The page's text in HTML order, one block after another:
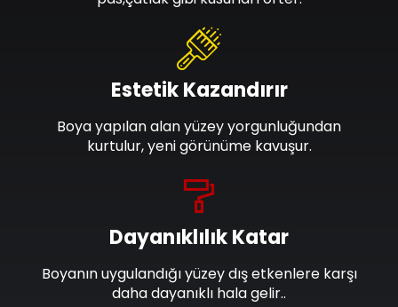
Dayanıklılık Katar
Boyanın uygulandığı yüzey dış etkenlere karşı
daha dayanıklı hala gelir..
Estetik Kazandırır
Boya yapılan alan yüzey yorgunluğundan
kurtulur, yeni görünüme kavuşur.